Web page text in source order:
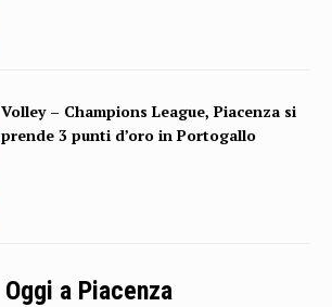
Volley – Champions League, Piacenza si
prende 3 punti d’oro in Portogallo
Oggi a Piacenza